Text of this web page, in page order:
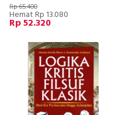
Rp 65.400
Hemat Rp 13.080
Rp 52.320